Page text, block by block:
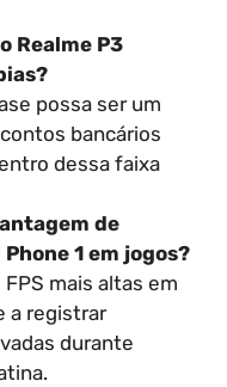
Realme P3
possa ser um
bancários
dessa faixa
de
1 em jogos?
mais altas em
a registrar
durante